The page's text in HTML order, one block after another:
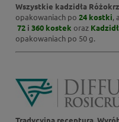
Wszystkie kadzidła
opakowaniach po 24 kostki,
72 i 360 kostek oraz
opakowaniach po 50 g.
Tradycyjna receptura.